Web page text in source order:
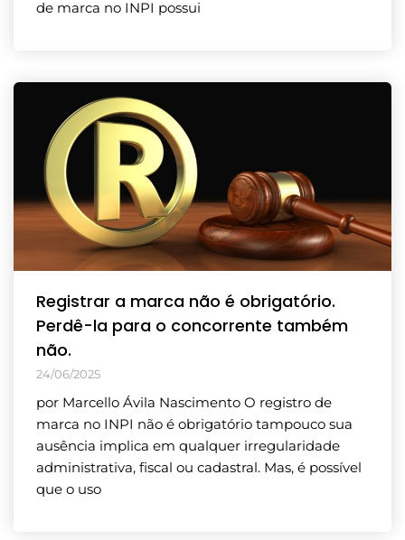
de marca no INPI possui
Registrar a marca não é obrigatório.
Perdê-la para o concorrente também
não.
24/06/2025
por Marcello Ávila Nascimento O registro de
marca no INPI não é obrigatório tampouco sua
ausência implica em qualquer irregularidade
administrativa, fiscal ou cadastral. Mas, é possível
que o uso